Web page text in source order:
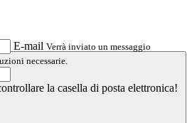
E-mail Verrà inviato un messaggio
necessarie.
la casella di posta elettronica!